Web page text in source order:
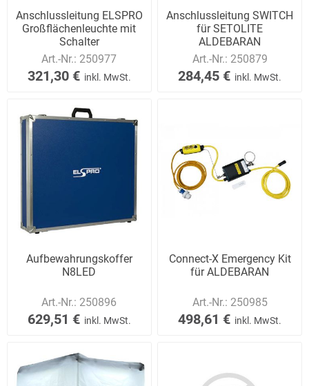
Anschlussleitung ELSPRO
Großflächenleuchte mit
Schalter
Art.-Nr.: 250977
321,30 € inkl. MwSt.
Anschlussleitung SWITCH
für SETOLITE
ALDEBARAN
Art.-Nr.: 250879
284,45 € inkl. MwSt.
Aufbewahrungskoffer
N8LED
Art.-Nr.: 250896
629,51 € inkl. MwSt.
Connect-X Emergency Kit
für ALDEBARAN
Art.-Nr.: 250985
498,61 € inkl. MwSt.